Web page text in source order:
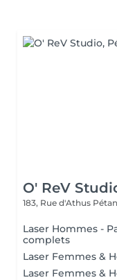
O' ReV
183, Rue d'Athus
Laser Hommes -
complets
Laser Femmes &
Laser Femmes &